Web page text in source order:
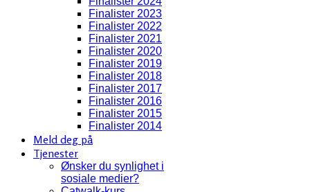
Finalister 2023
Finalister 2022
Finalister 2021
Finalister 2020
Finalister 2019
Finalister 2018
Finalister 2017
Finalister 2016
Finalister 2015
Finalister 2014
Meld deg på
Tjenester
Ønsker du synlighet i
sosiale medier?